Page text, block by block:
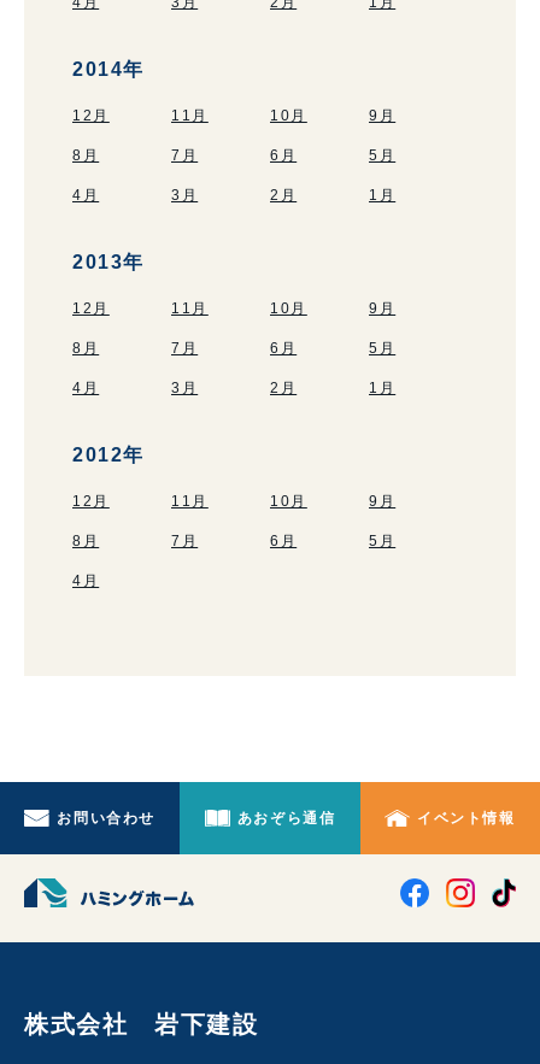
2014年
12月 11月 10月 9月
8月 7月 6月 5月
4月 3月 2月 1月
2013年
12月 11月 10月 9月
8月 7月 6月 5月
4月 3月 2月 1月
2012年
12月 11月 10月 9月
8月 7月 6月 5月
4月
お問い合わせ あおぞら通信 イベント情報
株式会社 岩下建設